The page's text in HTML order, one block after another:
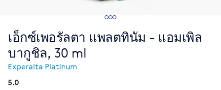
เอ็กซ์เพอรัลตา แพลตทินัม - แอมเพิล
บากูชิล, 30 ml
Experalta Platinum
5.0